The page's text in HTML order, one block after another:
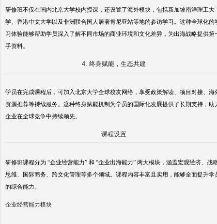
研修班不仅在国内北京大学校内授课，还设置了海外模块，包括新加坡南洋理工大
学、香港中文大学以及非洲联合国人居署肯尼亚站等地的参访学习。这种全球化的
习体验能够帮助学员深入了解不同市场的商业环境和文化差异，为出海战略提供第
手资料。
4. 终身赋能，生态共建
学员在完成课程后，可加入北京大学全球校友网络，享受政策解读、项目对接、海
资源推荐等持续服务。这种终身赋能机制为学员的国际化发展提供了长期支持，助
企业在全球竞争中持续领先。
课程设置
研修班课程分为 “企业经营能力” 和 “企业出海能力” 两大模块，涵盖宏观经济、战
思维、国际商务、跨文化管理等多个领域。课程内容丰富且实用，能够全面提升学
的综合能力。
企业经营能力模块